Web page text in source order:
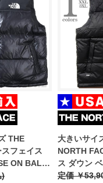
THE
フェイス
ON BALL
)
大きいサイ
NORTH
ス ダウン
nf0a3jqq-
定価 ￥